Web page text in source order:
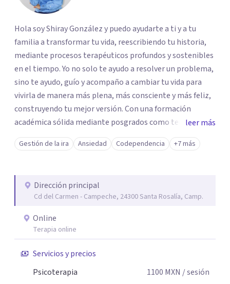
Hola soy Shiray González y puedo ayudarte a ti y a tu
familia a transformar tu vida, reescribiendo tu historia,
mediante procesos terapéuticos profundos y sostenibles
en el tiempo. Yo no solo te ayudo a resolver un problema,
sino te ayudo, guío y acompaño a cambiar tu vida para
vivirla de manera más plena, más consciente y más feliz,
construyendo tu mejor versión. Con una formación
académica sólida mediante posgrados como terapeuta
breve, familiar e infantil, así como con respaldo
profesional y experiencia clínica de más de 26 años y
auténtica y comunicación clara y directa para darte
seguridad emocional y una dirección firme de tu proceso
de cambio.
leer más
Gestión de la ira Ansiedad Codependencia +7 más
Dirección principal
Cd del Carmen - Campeche, 24300 Santa Rosalía, Camp.
Online
Terapia online
Servicios y precios
Psicoterapia
1100 MXN / sesión